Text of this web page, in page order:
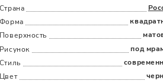
Страна
Форма
Поверхность
Рисунок
под
Стиль
Цвет